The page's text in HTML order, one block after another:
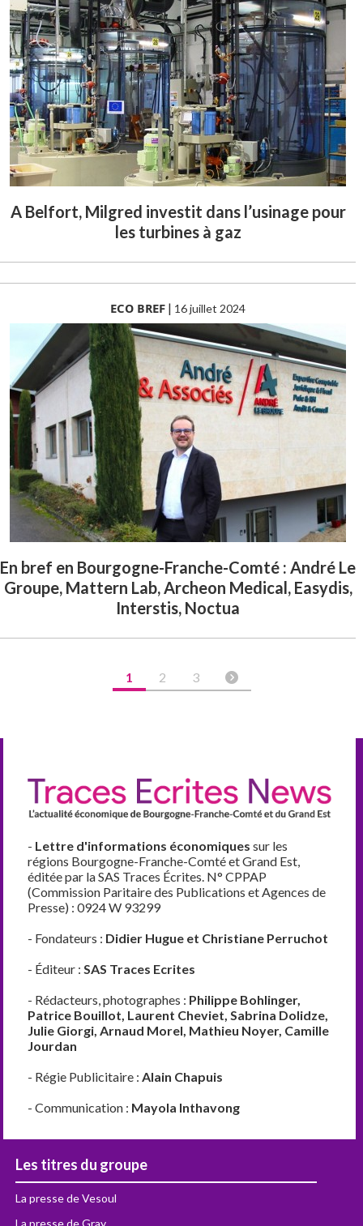
A Belfort, Milgred investit dans l’usinage pour
les turbines à gaz
ECO BREF | 16 juillet 2024
En bref en Bourgogne-Franche-Comté : André Le
Groupe, Mattern Lab, Archeon Medical, Easydis,
Interstis, Noctua
1 2 3
- Lettre d'informations économiques sur les
régions Bourgogne-Franche-Comté et Grand Est,
éditée par la SAS Traces Écrites. N° CPPAP
(Commission Paritaire des Publications et Agences de
Presse) : 0924 W 93299
- Fondateurs : Didier Hugue et Christiane Perruchot
- Éditeur :SAS Traces Ecrites
- Rédacteurs, photographes : Philippe Bohlinger,
Patrice Bouillot, Laurent Cheviet, Sabrina Dolidze,
Julie Giorgi, Arnaud Morel, Mathieu Noyer, Camille
Jourdan
- Régie Publicitaire :Alain Chapuis
- Communication : Mayola Inthavong
Les titres du groupe
La presse de Vesoul
La presse de Gray